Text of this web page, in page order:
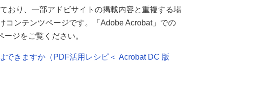
おり、一部アドビサイトの掲載内容と重複する場
コンテンツページです。「Adobe Acrobat」での
ジをご覧ください。
できますか（PDF活用レシピ＜ Acrobat DC 版